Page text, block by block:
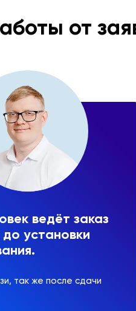
от
ведёт заказ
до установки
так же после сдачи